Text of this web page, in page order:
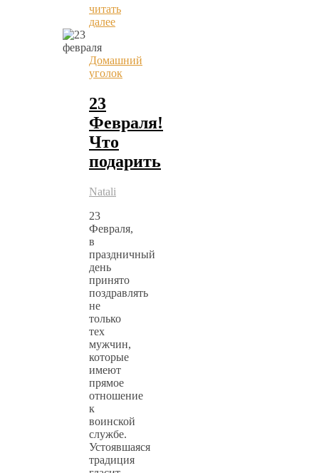
читать
далее
Домашний
уголок
23
Февраля!
Что
подарить
Natali
23
Февраля,
в
праздничный
день
принято
поздравлять
не
только
тех
мужчин,
которые
имеют
прямое
отношение
к
воинской
службе.
Устоявшаяся
традиция